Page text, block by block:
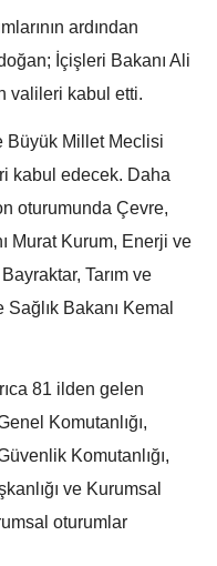
ardından
İçişleri Bakanı Ali
valileri kabul etti.
Büyük Millet Meclisi
kabul edecek. Daha
oturumunda Çevre,
Murat Kurum, Enerji ve
Tarım ve
Bakanı Kemal
81 ilden gelen
Komutanlığı,
Komutanlığı,
ve Kurumsal
oturumlar